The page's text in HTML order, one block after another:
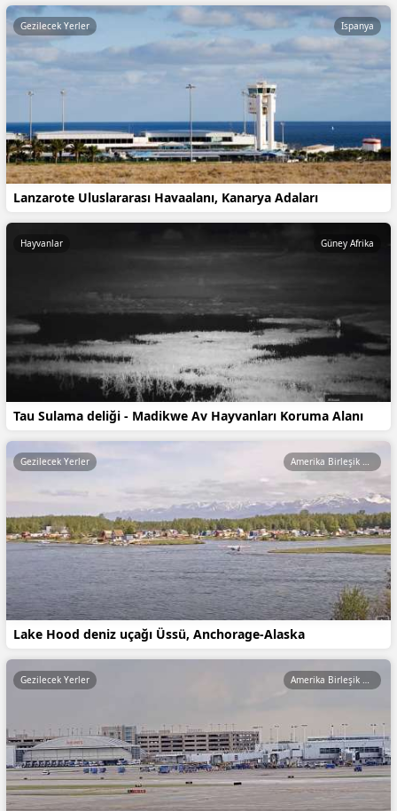
Lanzarote Uluslararası Havaalanı, Kanarya Adaları
Gezilecek Yerler Ispanya
Tau Sulama deliği - Madikwe Av Hayvanları Koruma Alanı
Hayvanlar Güney Afrika
Lake Hood deniz uçağı Üssü, Anchorage-Alaska
Gezilecek Yerler Amerika Birleşik Devletleri
Gezilecek Yerler